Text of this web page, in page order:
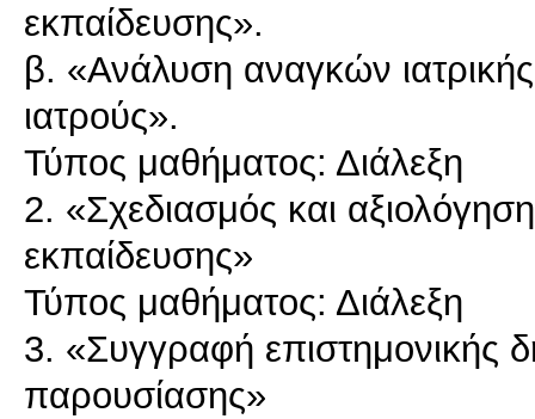
εκπαίδευσης».
β. «Ανάλυση αναγκών
ιατρούς».
Τύπος μαθήματος: Διάλεξη
2. «Σχεδιασμός και
εκπαίδευσης»
Τύπος μαθήματος: Διάλεξη
3. «Συγγραφή επιστημονικής
παρουσίασης»